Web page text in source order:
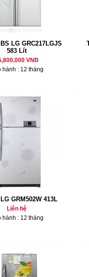
LG GRC217LGJS
583 Lít
VNĐ
hành : 12 tháng
GRM502W 413L
Liên hệ
hành : 12 tháng